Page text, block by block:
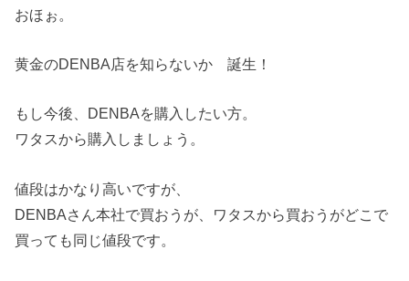
おほぉ。
黄金のDENBA店を知らないか 誕生！
もし今後、DENBAを購入したい方。
ワタスから購入しましょう。
値段はかなり高いですが、
DENBAさん本社で買おうが、ワタスから買おうがどこで
買っても同じ値段です。